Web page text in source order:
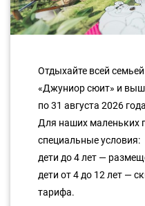
Отдыхайте всей
«Джуниор сюит» и
по 31 августа 2026
Для наших маленьких
специальные условия:
дети до 4 лет —
дети от 4 до 12 лет —
тарифа.